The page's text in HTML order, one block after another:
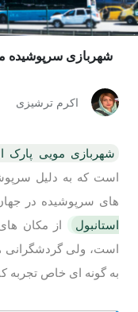
شهربازی سرپوشیده
اکرم ترشیزی
شهربازی مویی پارک
است که به دلیل
های سرپوشیده در
استانبول
از مکان
است، ولی گردشگرانی
به گونه ای خاص تجربه